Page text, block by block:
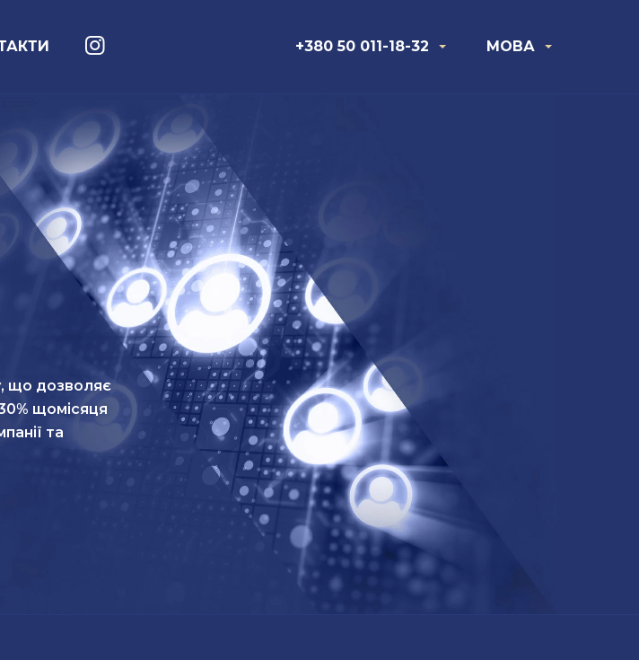
+380 50 011-18-32 МОВА
що дозволяє
щомісяця
та